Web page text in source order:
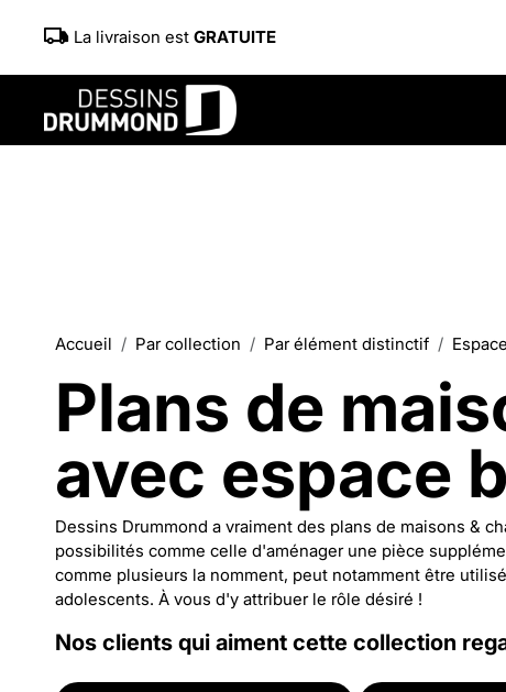
La livraison est GRATUITE
Accueil Par collection Par élément distinctif
Plans de
avec espace
Dessins Drummond a vraiment des plans de maisons &
possibilités comme celle d'aménager une pièce
comme plusieurs la nomment, peut notamment être
adolescents. À vous d'y attribuer le rôle désiré !
Nos clients qui aiment cette collection